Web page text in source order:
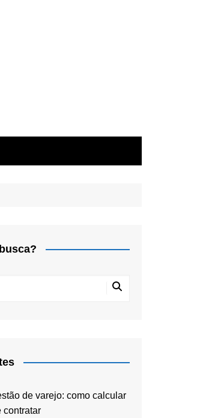
de varejo: como calcular
contratar